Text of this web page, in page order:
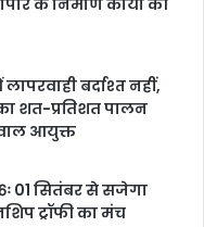
के निर्माण कार्यों की
बर्दाश्त नहीं,
शत-प्रतिशत पालन
आयुक्त
01 सितंबर से सजेगा
ट्रॉफी का मंच